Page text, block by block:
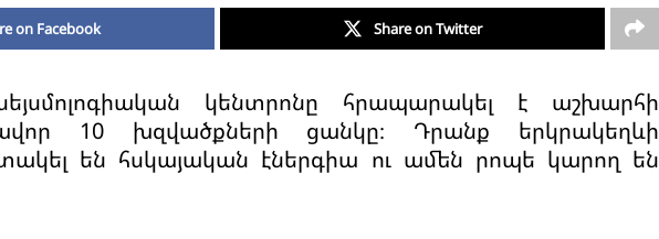
on Facebook Share on Twitter
կենտրոնը հրապարակել է աշխարհի
10 խզվածքների ցանկը։ Դրանք երկրակեղևի
են հսկայական էներգիա ու ամեն րոպե կարող են